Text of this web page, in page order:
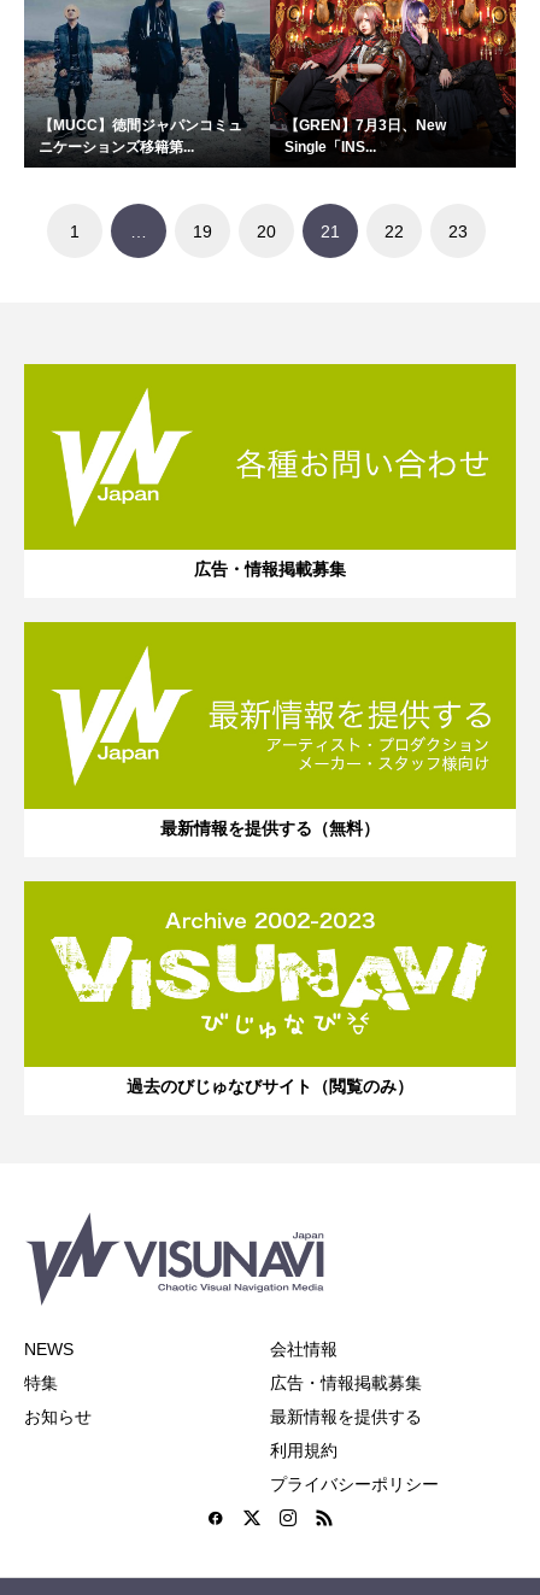
【MUCC】徳間ジャパンコミュ
ニケーションズ移籍第...
【GREN】7月3日、New
Single「INS...
1 19 20 21 22 23
広告・情報掲載募集
最新情報を提供する（無料）
過去のびじゅなびサイト（閲覧のみ）
NEWS
特集
お知らせ
会社情報
広告・情報掲載募集
最新情報を提供する
利用規約
プライバシーポリシー